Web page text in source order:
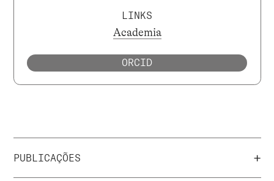
LINKS
Academia
ORCID
PUBLICAÇÕES +